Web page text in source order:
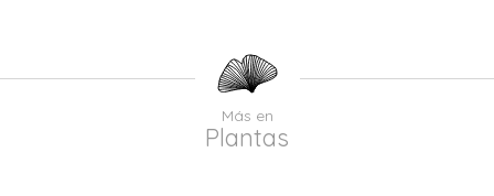
Más en
Plantas